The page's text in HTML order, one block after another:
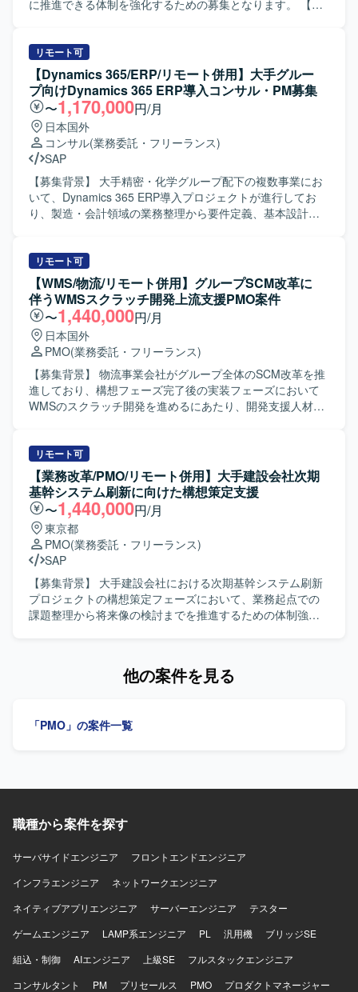
ビジネス側とシステム側の橋渡し役として動ける方を歓迎
からプロジェクト推進に関わっていただけます。 ・経理や
業務部門など複数部門との連携を通じて、保険業務および
会計要件に関する知見を深めていただけます。 【開発環
境】 ・詳細な開発環境は別途プロジェクト内で定義されて
おり、業務要件定義やシステム仕様検討フェーズを中心に
ご担当いただきます。
に推進できる体制を強化するための募集となります。 【作
関係者とのコミュニケーションを通じて、業務要件の整理
や課題の抽出・整理を行っていただきます。また、業務遂
行責任者として、要件定義に向けた論点整理や検討推進、
関係部署との合意形成支援など、上流工程全般をリードし
ていただきます。 【求める人物像】 関係者と円滑にコミュ
ニケーションを取りながら、主体的に検討をリードしてい
ただける方を求めております。金融業界の業務知見を活か
しつつ、論点整理や資料作成を通じて、構造的に物事を捉
えられる方が望ましいです。また、自立して業務を推進し
つつ、チームメンバーやステークホルダーと協調してプロ
ジェクトを前進させられる方を歓迎いたします。 【ポジシ
画検討の経験を深めていただけます。業務遂行責任者とし
て裁量を持って動くことができるため、PM／PMOや上流工
程のスキルをさらに強化したい方にとって、キャリア形成
上も大きな経験となるポジションです。 【開発環境】 本案
件は主に基礎検討および要件整理フェーズの業務となるた
め、特定の技術スタックよりも業務知見と上流工程スキル
が重視される環境となります。
リモート可
【Dynamics 365/ERP/リモート併用】大手グルー
プ向けDynamics 365 ERP導入コンサル・PM募集
〜1,170,000円/月
日本国外
コンサル(業務委託・フリーランス)
SAP
【募集背景】 大手精密・化学グループ配下の複数事業にお
いて、Dynamics 365 ERP導入プロジェクトが進行してお
り、製造・会計領域の業務整理から要件定義、基本設計、
Dynamics 365 BC/FO導入プロジェクトにおける要件定義お
よび基本設計を実施いたします。 ・Fit-to-
Standard（BC）、Fit & Gap（FO）の観点で現行業務と標
準機能の差分整理、課題抽出、対応方針の検討を行いま
す。 ・製造または会計領域における業務プロセスの整理
や、業務フロー・業務要件の整理・ドキュメント化を行い
ます。 ・中堅向けERP（BC）導入や製造・会計向け
ERP（FO）導入など、複数プロジェクトにまたがり上流工
程をリードいただきます。 ・プロジェクト全体の進行管
理、課題管理、ステークホルダーとの調整などPM/PMOと
要件を整理していく姿勢をお持ちの方を求めています。 ・
複数の関係者が関わるプロジェクトにおいて、状況を整理
しながら主体的に課題解決を進められる方を歓迎いたしま
す。 ・新しいERP製品やクラウドサービスにも前向きにキ
ャッチアップし、標準機能を踏まえた提案ができる方にマ
ッチするポジションです。 【ポジションの魅力】 ・大手グ
ループにおける複数のDynamics 365 ERP導入プロジェクト
に参画し、製造・会計領域の上流工程から携わることがで
きます。 ・D365未経験であっても、他ERPでの上流経験を
活かしながら新たな製品知識を習得する機会がございま
す。 ・コンサルタント、PM/PMOなど複数ロールがあり、
Operations（FO） ・その他：Power BI、Power Platform
リモート可
【WMS/物流/リモート併用】グループSCM改革に
伴うWMSスクラッチ開発上流支援PMO案件
〜1,440,000円/月
日本国外
PMO(業務委託・フリーランス)
【募集背景】 物流事業会社がグループ全体のSCM改革を推
進しており、構想フェーズ完了後の実装フェーズにおいて
WMSのスクラッチ開発を進めるにあたり、開発支援人材が
およびWMSのAsIs／ToBe整理を行います。 要件定義をリ
ードし、設計書や各種計画書のレビューを実施いたしま
す。 開発ベンダのコントロールを行い、進捗管理や社内調
整などPMO業務を通じてプロジェクトを前に進めていただ
きます。 【求める人物像】 物流業界やWMSに対する深い
理解を持ち、主体的かつ自走的に業務を推進いただける方
を求めております。 関係者と良好なコミュニケーションを
取りながら、課題を整理し解決に導いていける方が望まし
いです。 【ポジションの魅力】 グループ全体のSCM改革と
いう戦略的な取り組みにおいて、中核となるWMSのスクラ
ッチ開発に上流から関わることができます。 事業会社側の
流システムのスクラッチ開発プロジェクトとなり、上流工
リモート可
【業務改革/PMO/リモート併用】大手建設会社次期
基幹システム刷新に向けた構想策定支援
〜1,440,000円/月
東京都
PMO(業務委託・フリーランス)
SAP
【募集背景】 大手建設会社における次期基幹システム刷新
プロジェクトの構想策定フェーズにおいて、業務起点での
課題整理から将来像の検討までを推進するための体制強化
実態を可視化しながら将来像を描いていきます。具体的に
Be)の検討・改善提案を行っていただきます。また、業務整
を担っていただきます。期間としては、計画策定フェーズ
進行する想定です。 【求める人物像】 建設業界の業務を理
業務知見をお持ちの方を求めています。業務改革コンサル
ングの実務経験がある方が望ましいです。事業会社出身で
PMOや業務整理の経験があり、現場ヒアリングと業務理解
の地力をお持ちの方も歓迎します。 【ポジションの魅力】
システムありきではなく業務起点で課題整理から将来像の
いポジションです。構想策定という超上流工程から関わる
ことができ、建設業界における基幹システム刷新の全体像
他の案件を見る
「PMO」の案件一覧
職種から案件を探す
サーバサイドエンジニア
フロントエンドエンジニア
インフラエンジニア
ネットワークエンジニア
ネイティブアプリエンジニア
サーバーエンジニア
テスター
ゲームエンジニア
LAMP系エンジニア PL 汎用機
ブリッジSE
組込・制御
AIエンジニア 上級SE
フルスタックエンジニア
コンサルタント
PM プリセールス PMO
プロダクトマネージャー